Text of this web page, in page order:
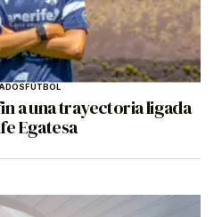
FÚTBOL
a una trayectoria ligada
Egatesa